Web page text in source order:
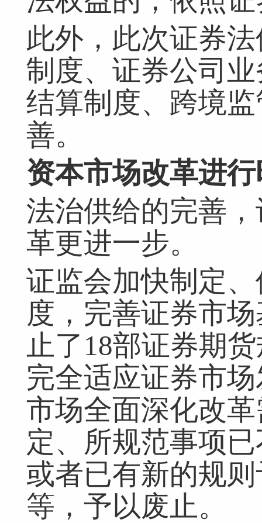
此外，此次证券
制度、证券公司
结算制度、跨境
善。
资本市场改革进
法治供给的完善
革更进一步。
证监会加快制定
度，完善证券市
止了18部证券期
完全适应证券市
市场全面深化改
定、所规范事项
或者已有新的规
等，予以废止。